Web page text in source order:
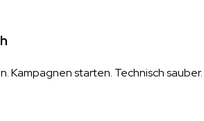
Kampagnen starten. Technisch sauber.